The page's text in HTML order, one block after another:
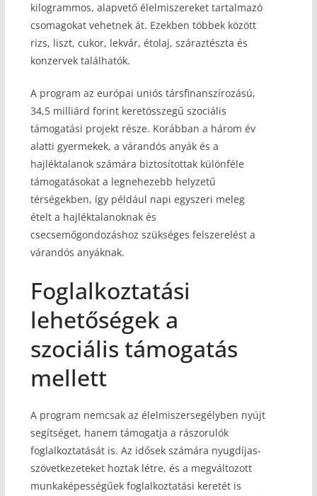
kilogrammos, alapvető élelmiszereket tartalmazó
csomagokat vehetnek át. Ezekben többek között
rizs, liszt, cukor, lekvár, étolaj, száraztészta és
konzervek találhatók.
A program az európai uniós társfinanszírozású,
34,5 milliárd forint keretösszegű szociális
támogatási projekt része. Korábban a három év
alatti gyermekek, a várandós anyák és a
hajléktalanok számára biztosítottak különféle
támogatásokat a legnehezebb helyzetű
térségekben, így például napi egyszeri meleg
ételt a hajléktalanoknak és
csecsemőgondozáshoz szükséges felszerelést a
várandós anyáknak.
Foglalkoztatási
lehetőségek a
szociális támogatás
mellett
A program nemcsak az élelmiszersegélyben nyújt
segítséget, hanem támogatja a rászorulók
foglalkoztatását is. Az idősek számára nyugdíjas-
szövetkezeteket hoztak létre, és a megváltozott
munkaképességűek foglalkoztatási keretét is